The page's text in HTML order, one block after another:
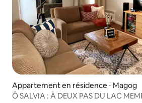
Appartement en résidence ⋅ Magog
Ô SALVIA : À DEUX PAS DU LAC